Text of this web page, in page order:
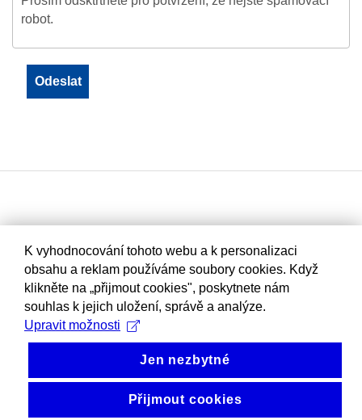
robot.
K vyhodnocování tohoto webu a k personalizaci
obsahu a reklam používáme soubory cookies. Když
klikněte na „přijmout cookies", poskytnete nám
souhlas k jejich uložení, správě a analýze.
Upravit možnosti
Jen nezbytné
Přijmout cookies